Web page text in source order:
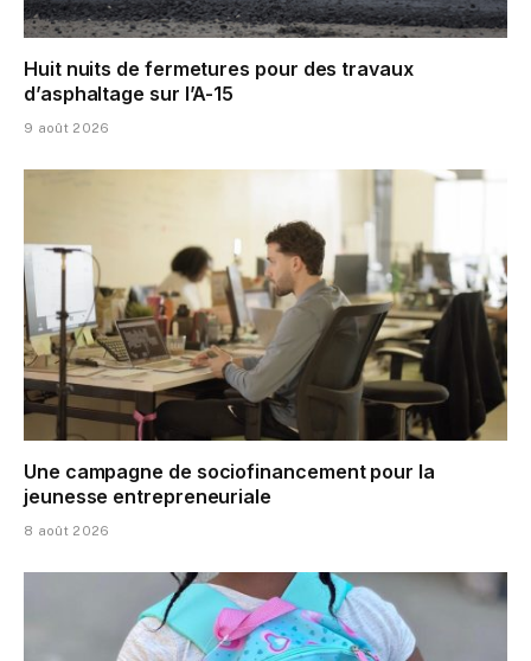
Huit nuits de fermetures pour des travaux
d’asphaltage sur l’A-15
9 août 2026
Une campagne de sociofinancement pour la
jeunesse entrepreneuriale
8 août 2026